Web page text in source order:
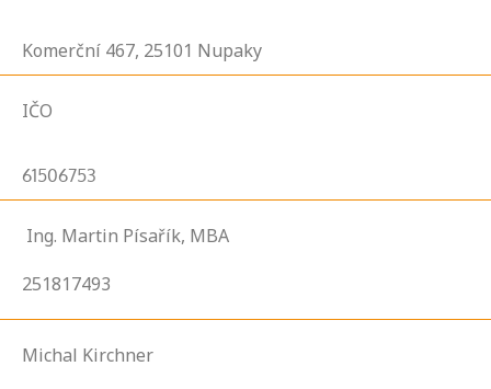
Komerční 467, 25101 Nupaky
IČO
61506753
Ing. Martin Písařík, MBA
251817493
Michal Kirchner